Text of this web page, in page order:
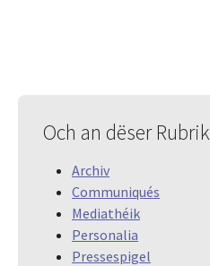
Och an dëser Rubrik
Archiv
Communiqués
Mediathéik
Personalia
Pressespigel